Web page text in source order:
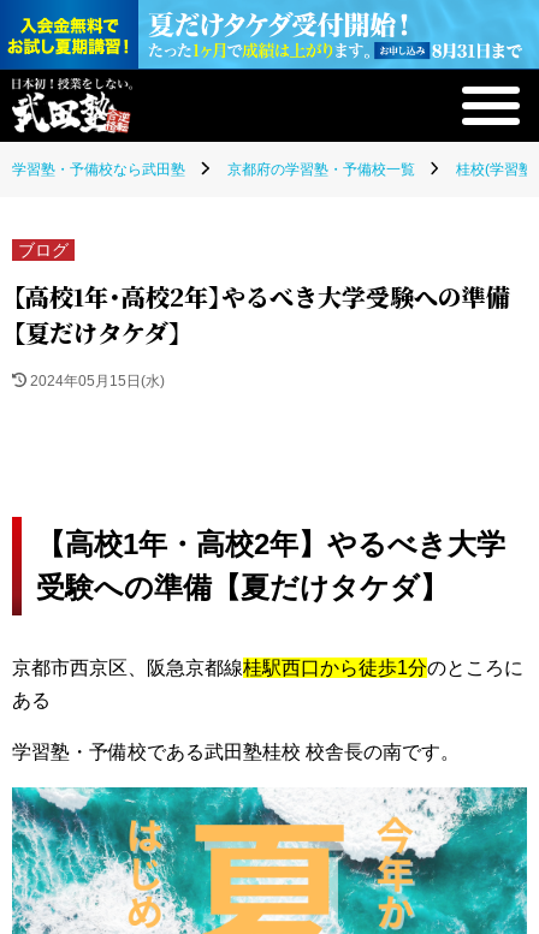
学習塾・予備校なら武田塾 京都府の学習塾・予備校一覧 桂校(学習塾
ブログ
【高校1年・高校2年】やるべき大学受験への準備
【夏だけタケダ】
2024年05月15日(水)
【高校1年・高校2年】やるべき大学
受験への準備【夏だけタケダ】
京都市西京区、阪急京都線桂駅西口から徒歩1分のところに
ある
学習塾・予備校である武田塾桂校 校舎長の南です。